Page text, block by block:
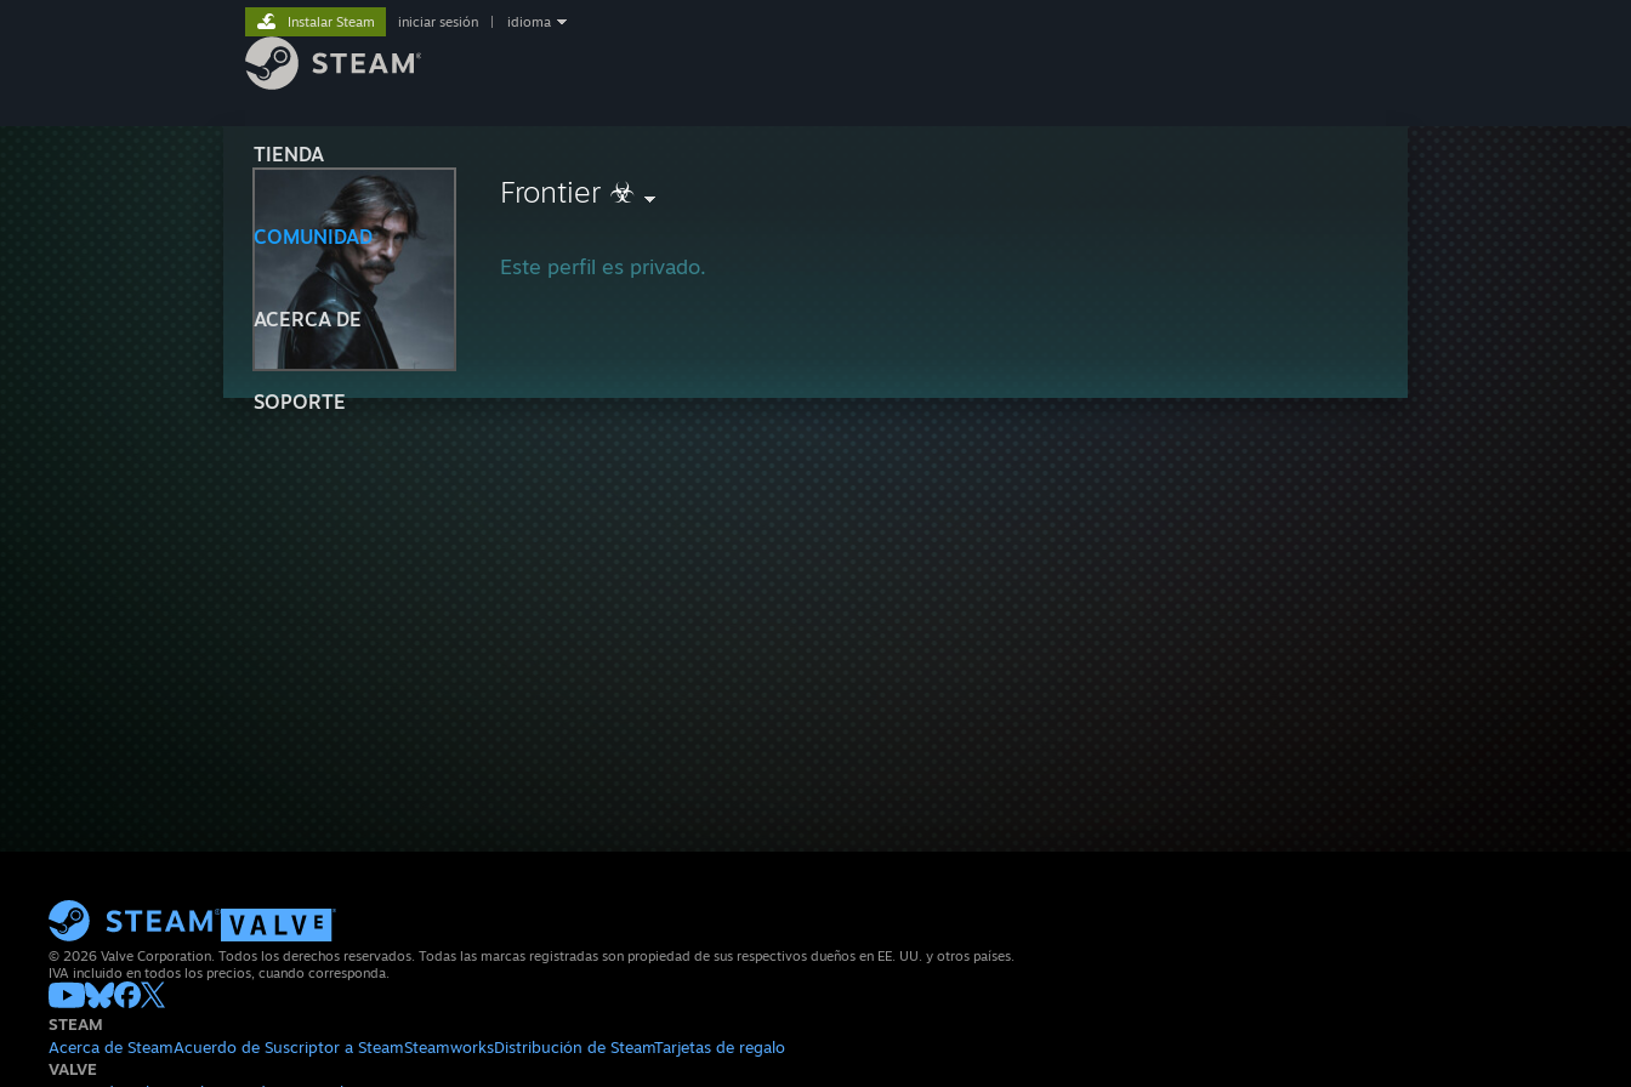
TIENDA
COMUNIDAD
ACERCA DE
SOPORTE
Instalar Steam iniciar sesión idioma
Frontier ☣
Este perfil es privado.
© 2026 Valve Corporation. Todos los derechos reservados. Todas las marcas registradas son propiedad de sus respectivos dueños en EE. UU. y otros países.
IVA incluido en todos los precios, cuando corresponda.
STEAM
Acerca de SteamAcuerdo de Suscriptor a SteamSteamworksDistribución de SteamTarjetas de regalo
VALVE